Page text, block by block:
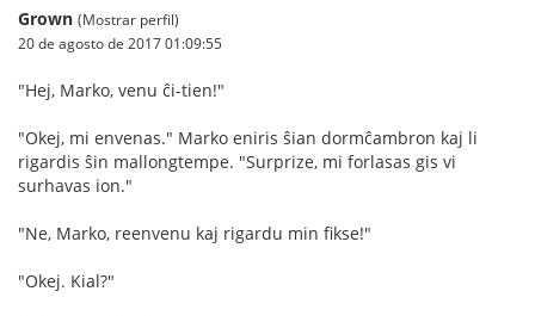
Grown (Mostrar perfil)
20 de agosto de 2017 01:09:55
"Hej, Marko, venu ĉi-tien!"
"Okej, mi envenas." Marko eniris ŝian dormĉambron kaj li
rigardis ŝin mallongtempe. "Surprize, mi forlasas gis vi
surhavas ion."
"Ne, Marko, reenvenu kaj rigardu min fikse!"
"Okej. Kial?"